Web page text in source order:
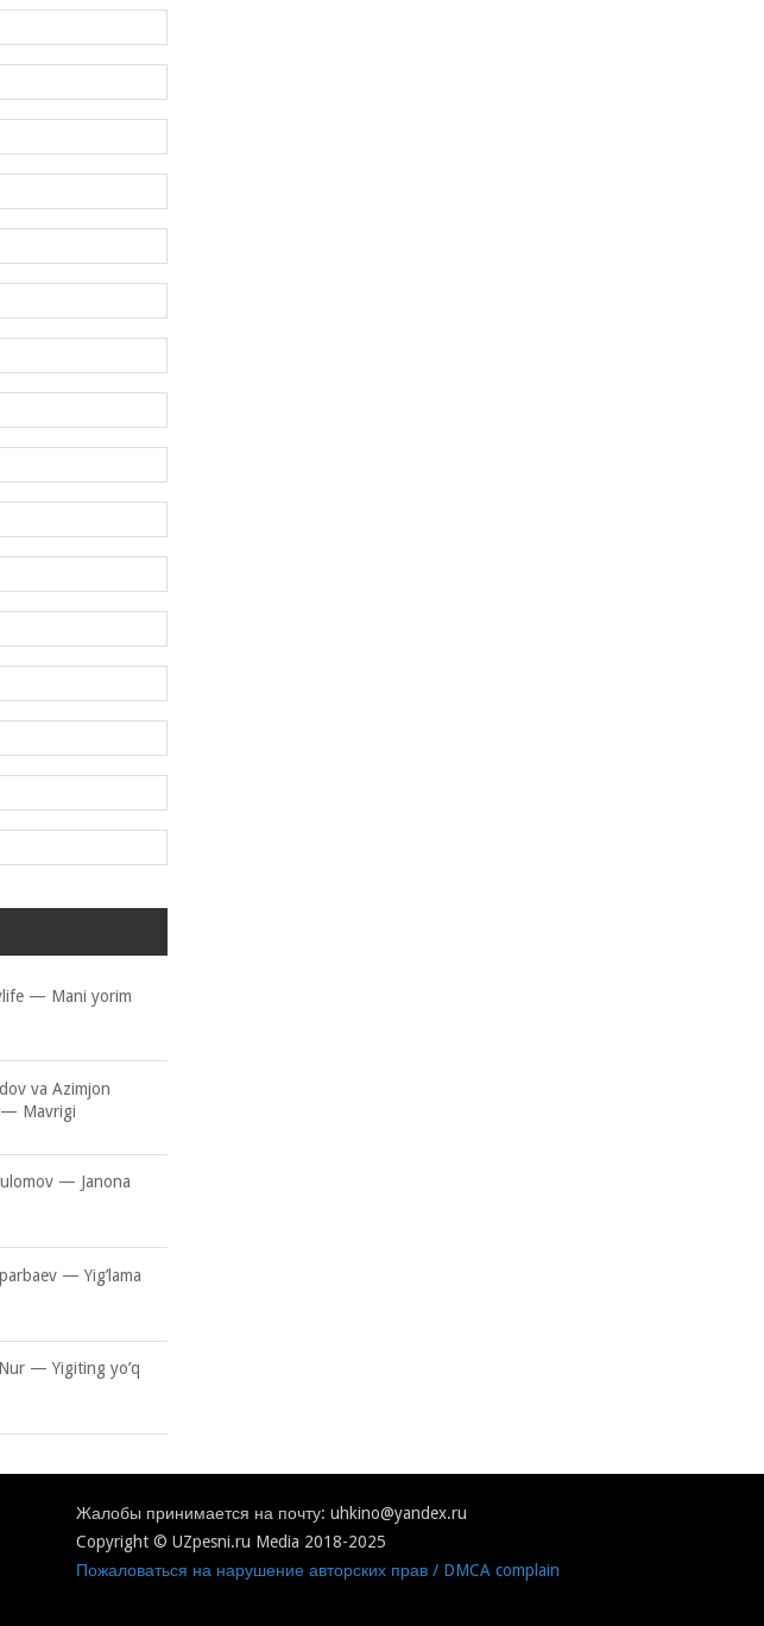
— Mani yorim
va Azimjon
— Mavrigi
— Janona
— Yig’lama
— Yigiting yo’q
Жалобы принимается на почту: uhkino@yandex.ru
Copyright © UZpesni.ru Media 2018-2025
Пожаловаться на нарушение авторских прав / DMCA complain